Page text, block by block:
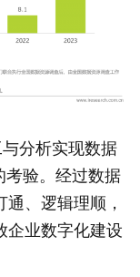
分析实现数据
考验。经过数据
、逻辑理顺，
企业数字化建设